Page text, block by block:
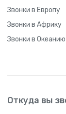
Звонки в Европу
Звонки в Африку
Звонки в Океанию
Откуда вы